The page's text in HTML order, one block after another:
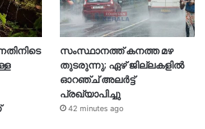
സംസ്ഥാനത്ത് കനത്ത മഴ
തുടരുന്നു; ഏഴ് ജില്ലകളിൽ
ഓറഞ്ച് അലർട്ട്
പ്രഖ്യാപിച്ചു
42 minutes ago